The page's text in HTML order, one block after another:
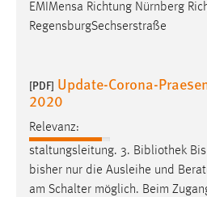
EMIMensa Richtung Nürnberg
RegensburgSechserstraße
[PDF] Update-Corona-
2020
Relevanz:
staltungsleitung. 3. Bibliothek
bisher nur die Ausleihe und
am Schalter möglich. Beim
Cookie Laufzeit:
Max. 13 Monate
MARKETING
Marketing Cookies werden
verwendet, um personalisierte
Sie tun dies, indem sie
hinweg verfolgen.